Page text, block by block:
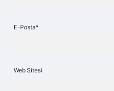
E-Posta*
Web Sitesi